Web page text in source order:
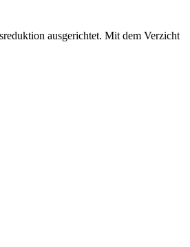
ausgerichtet. Mit dem Verzicht